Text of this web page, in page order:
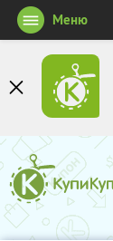
Меню